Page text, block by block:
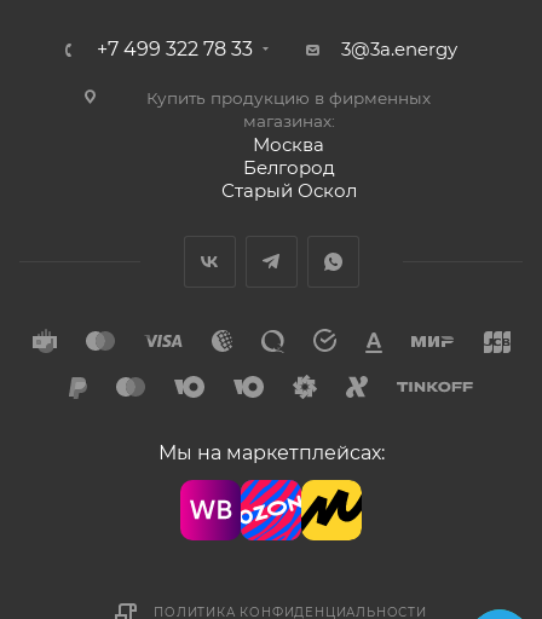
+7 499 322 78 33 3@3a.energy
Купить продукцию в фирменных
магазинах:
Москва
Белгород
Старый Оскол
Мы на маркетплейсах:
ПОЛИТИКА КОНФИДЕНЦИАЛЬНОСТИ